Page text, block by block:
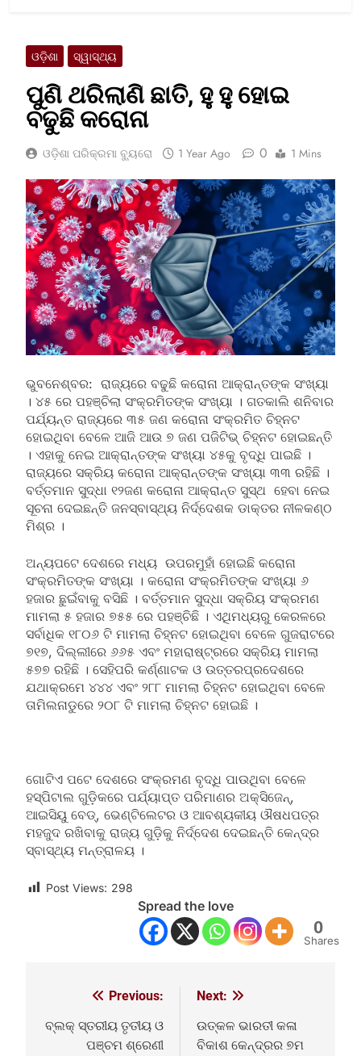
ଓଡ଼ିଶା ସ୍ୱାସ୍ଥ୍ୟ
ପୁଣି ଥରିଲାଣି ଛାତି, ହୁ ହୁ ହୋଇ
ବଢୁଛି କରୋନା
ଓଡ଼ିଶା ପରିକ୍ରମା ବ୍ୟୁରୋ 1 Year Ago 0 1 Mins
ଭୁବନେଶ୍ବର: ରାଜ୍ୟରେ ବଢୁଛି କରୋନା ଆକ୍ରାନ୍ତଙ୍କ ସଂଖ୍ୟା
। ୪୫ ରେ ପହଞ୍ଚିଲା ସଂକ୍ରମିତଙ୍କ ସଂଖ୍ୟା । ଗତକାଲି ଶନିବାର
ପର୍ଯ୍ୟନ୍ତ ରାଜ୍ୟରେ ୩୫ ଜଣ କରୋନା ସଂକ୍ରମିତ ଚିହ୍ନଟ
ହୋଇଥିବା ବେଳେ ଆଜି ଆଉ ୭ ଜଣ ପଜିଟିଭ୍ ଚିହ୍ନଟ ହୋଇଛନ୍ତି
। ଏହାକୁ ନେଇ ଆକ୍ରାନ୍ତଙ୍କ ସଂଖ୍ୟା ୪୫କୁ ବୃଦ୍ଧି ପାଇଛି ।
ରାଜ୍ୟରେ ସକ୍ରିୟ କରୋନା ଆକ୍ରାନ୍ତଙ୍କ ସଂଖ୍ୟା ୩୩ ରହିଛି ।
ବର୍ତ୍ତମାନ ସୁଦ୍ଧା ୧୨ଜଣ କରୋନା ଆକ୍ରାନ୍ତ ସୁସ୍ଥ ହେବା ନେଇ
ସୂଚନା ଦେଇଛନ୍ତି ଜନସ୍ବାସ୍ଥ୍ୟ ନିର୍ଦ୍ଦେଶକ ଡାକ୍ତର ନୀଳକଣ୍ଠ
ମିଶ୍ର ।
ଅନ୍ୟପଟେ ଦେଶରେ ମଧ୍ୟ ଉପରମୁହାଁ ହୋଇଛି କରୋନା
ସଂକ୍ରମିତଙ୍କ ସଂଖ୍ୟା । କରୋନା ସଂକ୍ରମିତଙ୍କ ସଂଖ୍ୟା ୬
ହଜାର ଛୁଇଁବାକୁ ବସିଛି । ବର୍ତ୍ତମାନ ସୁଦ୍ଧା ସକ୍ରିୟ ସଂକ୍ରମଣ
ମାମଲା ୫ ହଜାର ୭୫୫ ରେ ପହଞ୍ଚିଛି । ଏଥିମଧ୍ୟରୁ କେରଳରେ
ସର୍ବାଧିକ ୧୮୦୬ ଟି ମାମଲା ଚିହ୍ନଟ ହୋଇଥିବା ବେଳେ ଗୁଜରାଟରେ
୭୧୭, ଦିଲ୍ଲୀରେ ୬୬୫ ଏବଂ ମହାରାଷ୍ଟ୍ରରେ ସକ୍ରିୟ ମାମଲା
୫୭୭ ରହିଛି । ସେହିପରି କର୍ଣ୍ଣାଟକ ଓ ଉତ୍ତରପ୍ରଦେଶରେ
ଯଥାକ୍ରମେ ୪୪୪ ଏବଂ ୨୮୮ ମାମଲା ଚିହ୍ନଟ ହୋଇଥିବା ବେଳେ
ତାମିଲନାଡୁରେ ୨୦୮ ଟି ମାମଲା ଚିହ୍ନଟ ହୋଇଛି ।
ଗୋଟିଏ ପଟେ ଦେଶରେ ସଂକ୍ରମଣ ବୃଦ୍ଧି ପାଉଥିବା ବେଳେ
ହସ୍ପିଟାଲ ଗୁଡ଼ିକରେ ପର୍ଯ୍ୟାପ୍ତ ପରିମାଣର ଅକ୍ସିଜେନ୍,
ଆଇସିୟୁ ବେଡ୍, ଭେଣ୍ଟିଲେଟର ଓ ଆବଶ୍ୟକୀୟ ଔଷଧପତ୍ର
ମହଜୁଦ ରଖିବାକୁ ରାଜ୍ୟ ଗୁଡ଼ିକୁ ନିର୍ଦ୍ଦେଶ ଦେଇଛନ୍ତି କେନ୍ଦ୍ର
ସ୍ବାସ୍ଥ୍ୟ ମନ୍ତ୍ରାଳୟ ।
Post Views: 298
Spread the love
0
Shares
navigation
Previous:
ବ୍ଲକ୍ ସ୍ତରୀୟ ତୃତୀୟ ଓ
ପଞ୍ଚମ ଶ୍ରେଣୀ
Next:
ଉତ୍କଳ ଭାରତୀ କଳା
ବିକାଶ କେନ୍ଦ୍ରର ୭ମ